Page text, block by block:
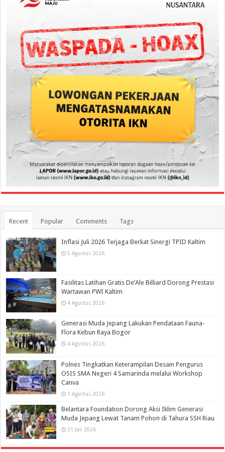
Recent Popular Comments Tags
Inflasi Juli 2026 Terjaga Berkat Sinergi TPID Kaltim
5 Agustus 2026
Fasilitas Latihan Gratis De’Ale Billiard Dorong Prestasi
Wartawan PWI Kaltim
4 Agustus 2026
Generasi Muda Jepang Lakukan Pendataan Fauna-
Flora Kebun Raya Bogor
4 Agustus 2026
Polnes Tingkatkan Keterampilan Desain Pengurus
OSIS SMA Negeri 4 Samarinda melalui Workshop
Canva
1 Agustus 2026
Belantara Foundation Dorong Aksi Iklim Generasi
Muda Jepang Lewat Tanam Pohon di Tahura SSH Riau
31 Juli 2026